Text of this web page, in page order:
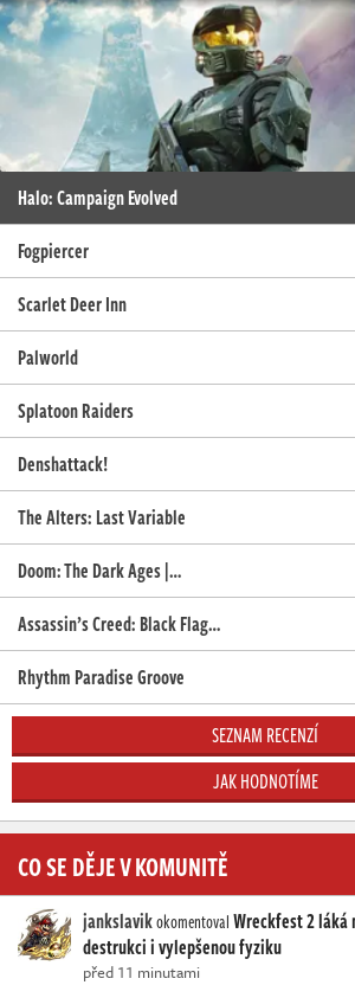
Halo: Campaign Evolved
Fogpiercer
Scarlet Deer Inn
Palworld
Splatoon Raiders
Denshattack!
The Alters: Last Variable
Doom: The Dark Ages |…
Assassin’s Creed: Black Flag…
Rhythm Paradise Groove
SEZNAM RECENZÍ
JAK HODNOTÍME
CO SE DĚJE V KOMUNITĚ
jankslavikokomentovalWreckfest 2
destrukci i vylepšenou fyziku
před 11 minutami